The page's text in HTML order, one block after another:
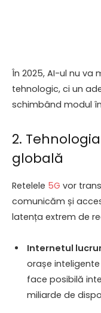
În 2025, AI-ul nu va
tehnologic, ci un
schimbând modul
2.
globală
Retelele 5G vor
comunicăm și
latența extrem de
Internetul
orașe
face posibilă
miliarde de